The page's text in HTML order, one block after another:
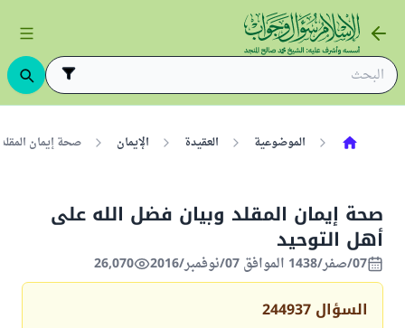
الموضوعية العقيدة الإيمان صحة إيمان
صحة إيمان المقلد وبيان فضل الله على
أهل التوحيد
07/صفر/1438 الموافق 07/نوفمبر/2016 26,070
السؤال 244937